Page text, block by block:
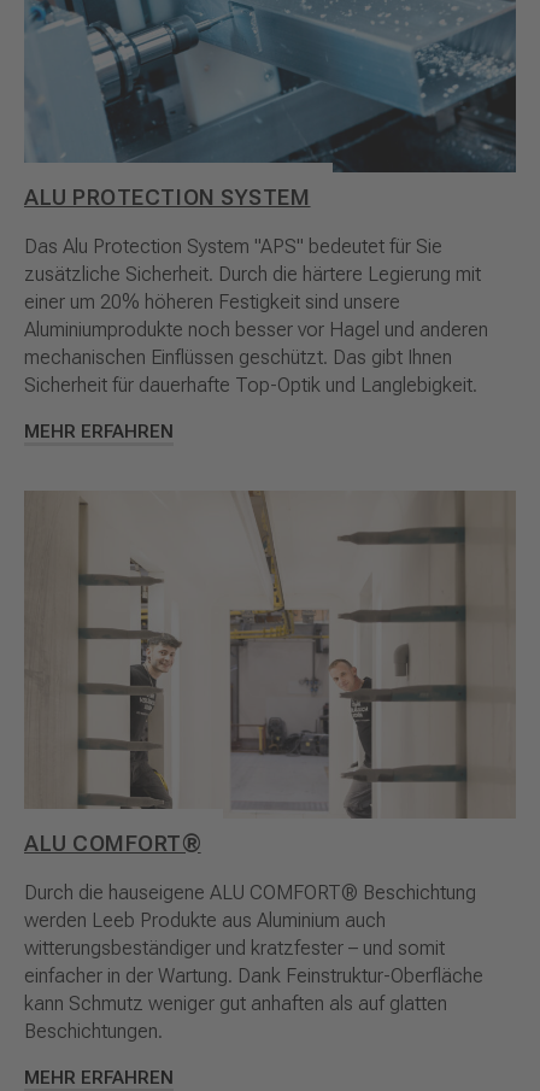
ALU PROTECTION SYSTEM
Das Alu Protection System "APS" bedeutet für Sie
zusätzliche Sicherheit. Durch die härtere Legierung mit
einer um 20% höheren Festigkeit sind unsere
Aluminiumprodukte noch besser vor Hagel und anderen
mechanischen Einflüssen geschützt. Das gibt Ihnen
Sicherheit für dauerhafte Top-Optik und Langlebigkeit.
MEHR ERFAHREN
ALU COMFORT®
Durch die hauseigene ALU COMFORT® Beschichtung
werden Leeb Produkte aus Aluminium auch
witterungsbeständiger und kratzfester – und somit
einfacher in der Wartung. Dank Feinstruktur-Oberfläche
kann Schmutz weniger gut anhaften als auf glatten
Beschichtungen.
MEHR ERFAHREN